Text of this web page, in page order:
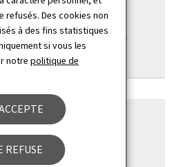
refusés. Des cookies non
à des fins statistiques
si vous les
notrepolitique de
REFUSE
des Solidarités, du Vivre